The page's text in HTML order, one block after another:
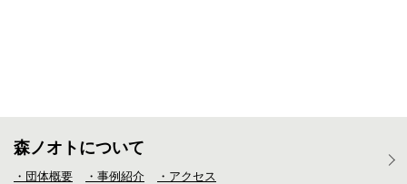
森ノオトについて
・団体概要 ・事例紹介 ・アクセス